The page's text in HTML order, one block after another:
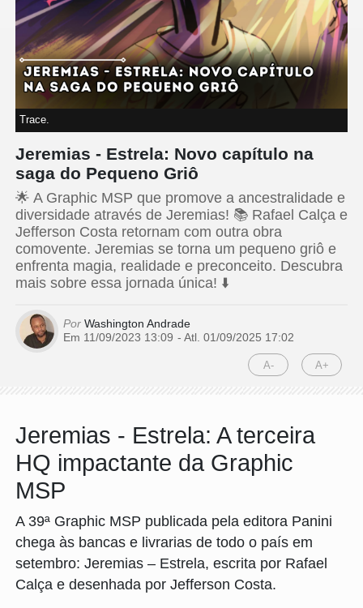
Trace.
Jeremias - Estrela: Novo capítulo na
saga do Pequeno Griô
🌟 A Graphic MSP que promove a ancestralidade e
diversidade através de Jeremias! 📚 Rafael Calça e
Jefferson Costa retornam com outra obra
comovente. Jeremias se torna um pequeno griô e
enfrenta magia, realidade e preconceito. Descubra
mais sobre essa jornada única! ⬇️
Por Washington Andrade
Em 11/09/2023 13:09 - Atl. 01/09/2025 17:02
A- A+
Jeremias - Estrela: A terceira
HQ impactante da Graphic
MSP
A 39ª Graphic MSP publicada pela editora Panini
chega às bancas e livrarias de todo o país em
setembro: Jeremias – Estrela, escrita por Rafael
Calça e desenhada por Jefferson Costa.